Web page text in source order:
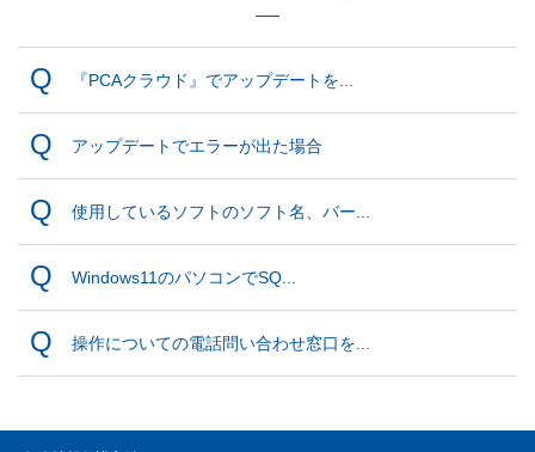
『PCAクラウド』でアップデートを...
アップデートでエラーが出た場合
使用しているソフトのソフト名、バー...
Windows11のパソコンでSQ...
操作についての電話問い合わせ窓口を...